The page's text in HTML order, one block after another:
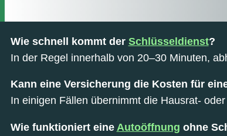
Wie schnell kommt der Schlüsseldienst?
In der Regel innerhalb von 20–30 Minuten,
Kann eine Versicherung die Kosten für
In einigen Fällen übernimmt die Hausrat-
Wie funktioniert eine Autoöffnung ohne